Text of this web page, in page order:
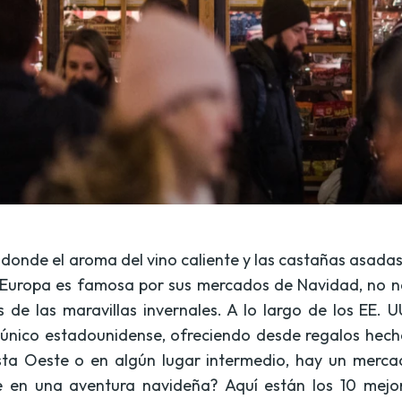
el aroma del vino caliente y las castañas
es famosa por sus mercados de Navidad, no
las maravillas invernales. A lo largo de los EE.
estadounidense, ofreciendo desde regalos
Oeste o en algún lugar intermedio, hay un
una aventura navideña? Aquí están los 10